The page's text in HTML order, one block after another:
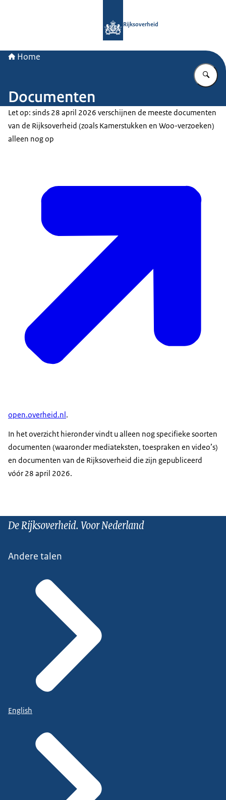
Rijksoverheid
Home
Documenten
Let op: sinds 28 april 2026 verschijnen de meeste documenten
van de Rijksoverheid (zoals Kamerstukken en Woo-verzoeken)
alleen nog op
open.overheid.nl.
In het overzicht hieronder vindt u alleen nog specifieke soorten
documenten (waaronder mediateksten, toespraken en video’s)
en documenten van de Rijksoverheid die zijn gepubliceerd
vóór 28 april 2026.
De Rijksoverheid. Voor Nederland
Andere talen
English